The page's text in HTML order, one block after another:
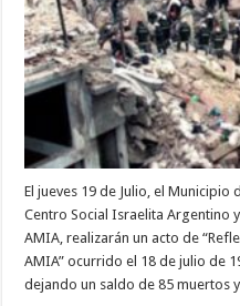
El jueves 19 de Julio, el
Centro Social Israelita Argentino
AMIA, realizarán un acto de
AMIA” ocurrido el 18 de julio de
dejando un saldo de 85 muertos